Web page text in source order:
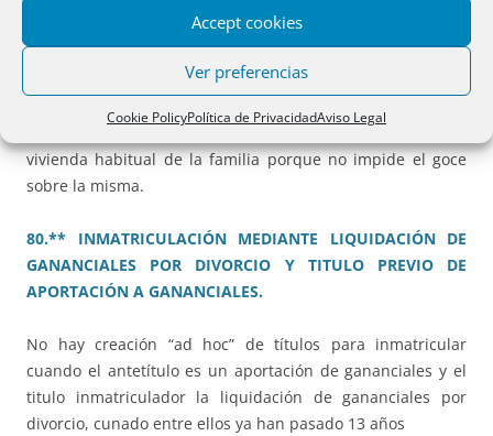
Accept cookies
Ver preferencias
Cookie PolicyPolítica de PrivacidadAviso Legal
79.** DONACIÓN DE LA NUDA PROPIEDAD SIN
MANIFESTAR SI ES VIVIENDA HABITUAL
vivienda habitual de la familia porque no impide el goce
sobre la misma.
80.** INMATRICULACIÓN MEDIANTE LIQUIDACIÓN DE
GANANCIALES POR DIVORCIO Y TITULO PREVIO DE
APORTACIÓN A GANANCIALES.
No hay creación “ad hoc” de títulos para inmatricular
cuando el antetítulo es un aportación de gananciales y el
titulo inmatriculador la liquidación de gananciales por
divorcio, cunado entre ellos ya han pasado 13 años